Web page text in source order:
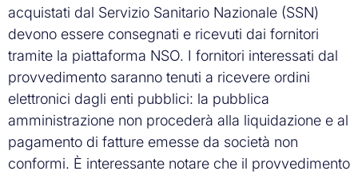
acquistati dal Servizio Sanitario Nazionale (SSN)
devono essere consegnati e ricevuti dai fornitori
tramite la piattaforma NSO. I fornitori interessati dal
provvedimento saranno tenuti a ricevere ordini
elettronici dagli enti pubblici: la pubblica
amministrazione non procederà alla liquidazione e al
pagamento di fatture emesse da società non
conformi. È interessante notare che il provvedimento